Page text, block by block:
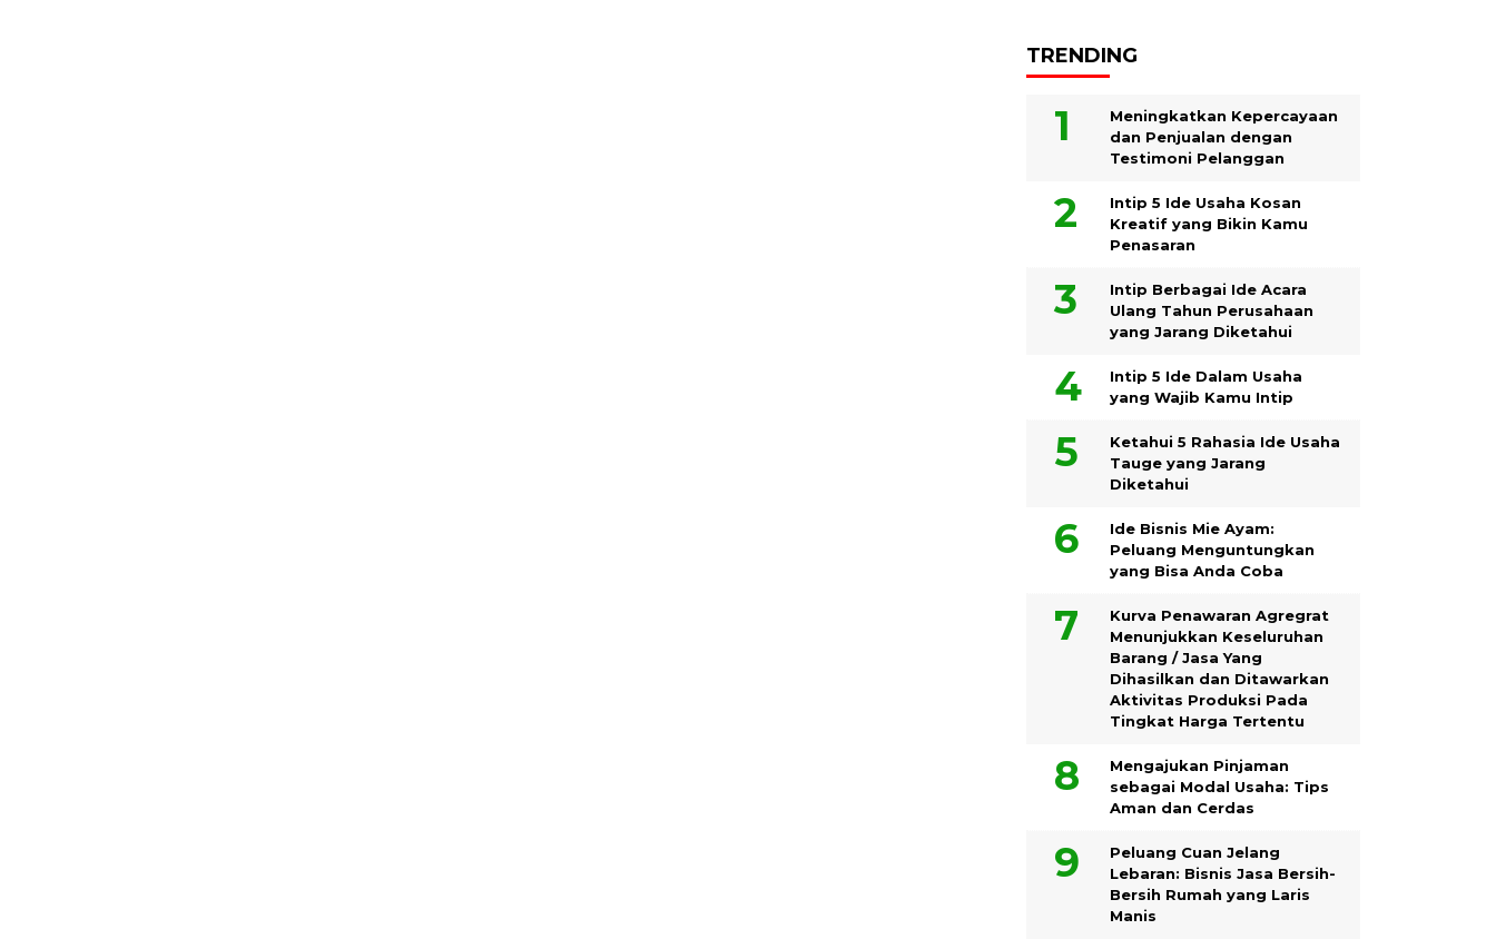
TRENDING
Meningkatkan Kepercayaan
dan Penjualan dengan
Testimoni Pelanggan
Intip 5 Ide Usaha Kosan
Kreatif yang Bikin Kamu
Penasaran
Intip Berbagai Ide Acara
Ulang Tahun Perusahaan
yang Jarang Diketahui
Intip 5 Ide Dalam Usaha
yang Wajib Kamu Intip
Ketahui 5 Rahasia Ide Usaha
Tauge yang Jarang
Diketahui
Ide Bisnis Mie Ayam:
Peluang Menguntungkan
yang Bisa Anda Coba
Kurva Penawaran Agregrat
Menunjukkan Keseluruhan
Barang / Jasa Yang
Dihasilkan dan Ditawarkan
Aktivitas Produksi Pada
Tingkat Harga Tertentu
Mengajukan Pinjaman
sebagai Modal Usaha: Tips
Aman dan Cerdas
Peluang Cuan Jelang
Lebaran: Bisnis Jasa Bersih-
Bersih Rumah yang Laris
Manis